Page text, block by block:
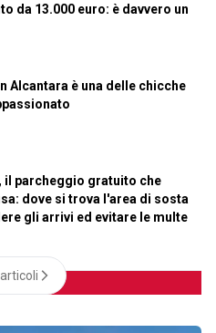
da 13.000 euro: è davvero un
Alcantara è una delle chicche
il parcheggio gratuito che
dove si trova l'area di sosta
gli arrivi ed evitare le multe